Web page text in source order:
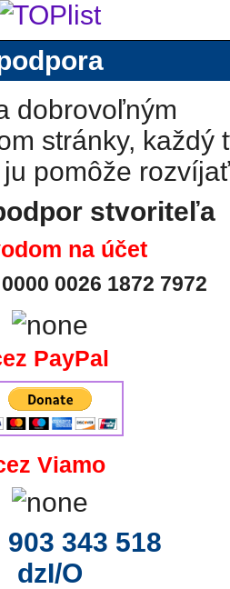
dobrovoľným
stránky, každý
pomôže
stvoriteľa
na účet
0026 1872 7972
PayPal
Viamo
903 343 518
dzI/O